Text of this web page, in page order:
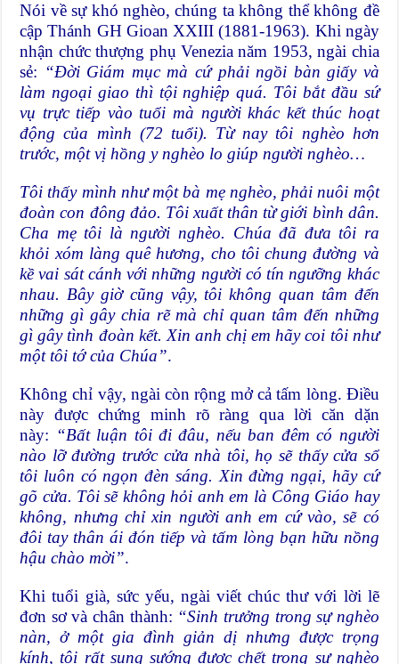
Nói về sự khó nghèo, chúng ta không thể không đề
cập Thánh GH Gioan XXIII (1881-1963). Khi ngày
nhận chức thượng phụ Venezia năm 1953, ngài chia
sẻ: “Đời Giám mục mà cứ phải ngồi bàn giấy và
làm ngoại giao thì tội nghiệp quá. Tôi bắt đầu sứ
vụ trực tiếp vào tuổi mà người khác kết thúc hoạt
động của mình (72 tuổi). Từ nay tôi nghèo hơn
trước, một vị hồng y nghèo lo giúp người nghèo…
Tôi thấy mình như một bà mẹ nghèo, phải nuôi một
đoàn con đông đảo. Tôi xuất thân từ giới bình dân.
Cha mẹ tôi là người nghèo. Chúa đã đưa tôi ra
khỏi xóm làng quê hương, cho tôi chung đường và
kề vai sát cánh với những người có tín ngưỡng khác
nhau. Bây giờ cũng vậy, tôi không quan tâm đến
những gì gây chia rẽ mà chỉ quan tâm đến những
gì gây tình đoàn kết. Xin anh chị em hãy coi tôi như
một tôi tớ của Chúa”.
Không chỉ vậy, ngài còn rộng mở cả tấm lòng. Điều
này được chứng minh rõ ràng qua lời căn dặn
này: “Bất luận tôi đi đâu, nếu ban đêm có người
nào lỡ đường trước cửa nhà tôi, họ sẽ thấy cửa sổ
tôi luôn có ngọn đèn sáng. Xin đừng ngại, hãy cứ
gõ cửa. Tôi sẽ không hỏi anh em là Công Giáo hay
không, nhưng chỉ xin người anh em cứ vào, sẽ có
đôi tay thân ái đón tiếp và tấm lòng bạn hữu nồng
hậu chào mời”.
Khi tuổi già, sức yếu, ngài viết chúc thư với lời lẽ
đơn sơ và chân thành: “Sinh trưởng trong sự nghèo
nàn, ở một gia đình giản dị nhưng được trọng
kính, tôi rất sung sướng được chết trong sự nghèo